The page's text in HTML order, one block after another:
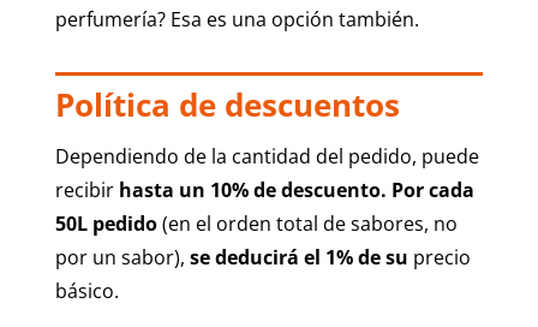
perfumería? Esa es una opción también.
Política de descuentos
Dependiendo de la cantidad del pedido, puede
recibir hasta un 10% de descuento. Por cada
50L pedido(en el orden total de sabores, no
por un sabor), se deducirá el 1% de su precio
básico.